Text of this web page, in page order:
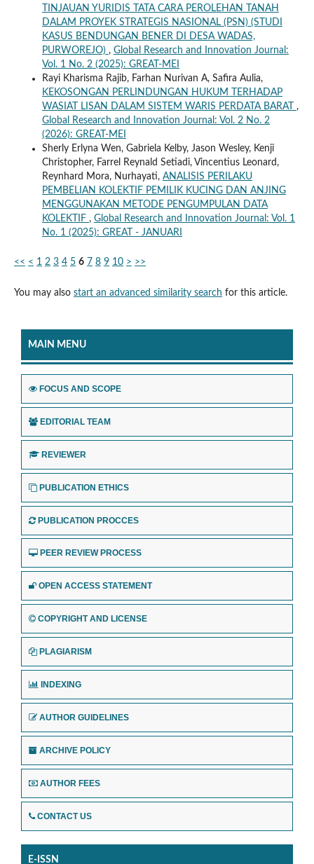
TINJAUAN YURIDIS TATA CARA PEROLEHAN TANAH
DALAM PROYEK STRATEGIS NASIONAL (PSN) (STUDI
KASUS BENDUNGAN BENER DI DESA WADAS,
PURWOREJO) , Global Research and Innovation Journal:
Vol. 1 No. 2 (2025): GREAT-MEI
Rayi Kharisma Rajib, Farhan Nurivan A, Safira Aulia,
KEKOSONGAN PERLINDUNGAN HUKUM TERHADAP
WASIAT LISAN DALAM SISTEM WARIS PERDATA BARAT ,
Global Research and Innovation Journal: Vol. 2 No. 2
(2026): GREAT-MEI
Sherly Erlyna Wen, Gabriela Kelby, Jason Wesley, Kenji
Christopher, Farrel Reynald Setiadi, Vincentius Leonard,
Reynhard Mora, Nurhayati, ANALISIS PERILAKU
PEMBELIAN KOLEKTIF PEMILIK KUCING DAN ANJING
MENGGUNAKAN METODE PENGUMPULAN DATA
KOLEKTIF , Global Research and Innovation Journal: Vol. 1
No. 1 (2025): GREAT - JANUARI
<< < 1 2 3 4 5 6 7 8 9 10 > >>
You may also start an advanced similarity search for this article.
MAIN MENU
FOCUS AND SCOPE
EDITORIAL TEAM
REVIEWER
PUBLICATION ETHICS
PUBLICATION PROCCES
PEER REVIEW PROCESS
OPEN ACCESS STATEMENT
COPYRIGHT AND LICENSE
PLAGIARISM
INDEXING
AUTHOR GUIDELINES
ARCHIVE POLICY
AUTHOR FEES
CONTACT US
E-ISSN